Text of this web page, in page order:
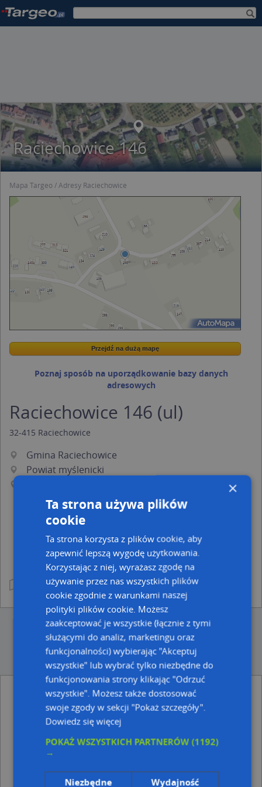
Raciechowice 146
Mapa Targeo Adresy Raciechowice
Wstaw tę mapkę na swoją stronę
Przejdź na dużą mapę
Przejdź na dużą mapę
Poznaj sposób na uporządkowanie bazy danych
adresowych
Raciechowice 146 (ul)
32-415 Raciechowice
Gmina Raciechowice
Powiat myślenicki
Najbliższe obszary kodów pocztowych
Kod pocztowy 32-410
Kod pocztowy 32-415
Adresy w pobliżu
×
Ta strona używa plików
cookie
Ta strona korzysta z plików cookie, aby
zapewnić lepszą wygodę użytkowania.
Korzystając z niej, wyrażasz zgodę na
używanie przez nas wszystkich plików
cookie zgodnie z warunkami naszej
polityki plików cookie. Możesz
zaakceptować je wszystkie (łącznie z tymi
służącymi do analiz, marketingu oraz
funkcjonalności) wybierając "Akceptuj
wszystkie" lub wybrać tylko niezbędne do
funkcjonowania strony klikając "Odrzuć
wszystkie". Możesz także dostosować
swoje zgody w sekcji "Pokaż szczegóły".
Dowiedz się więcej
POKAŻ WSZYSTKICH PARTNERÓW(1192)
→
Niezbędne Wydajność